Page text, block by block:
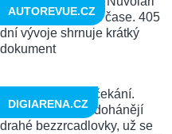
AUTOREVUE.CZ
DIGIARENA.CZ